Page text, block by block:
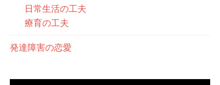
日常生活の工夫
療育の工夫
発達障害の恋愛